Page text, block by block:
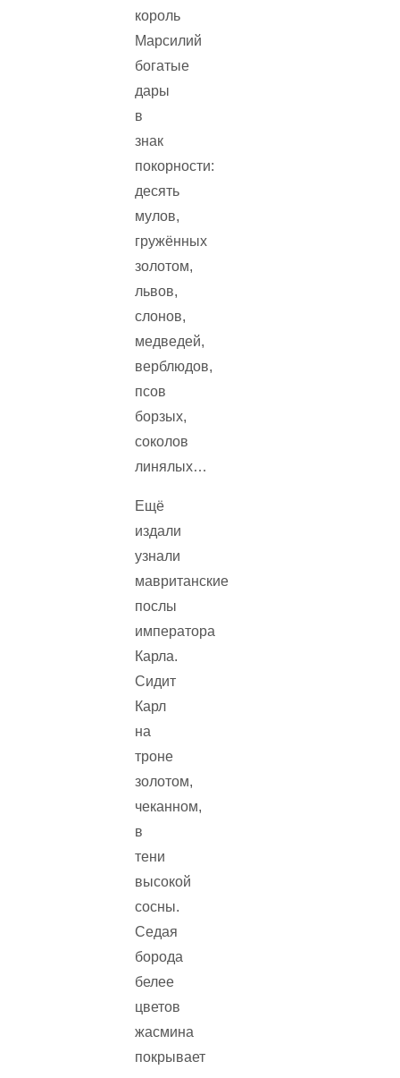
король
Марсилий
богатые
дары
в
знак
покорности:
десять
мулов,
гружённых
золотом,
львов,
слонов,
медведей,
верблюдов,
псов
борзых,
соколов
линялых…
Ещё
издали
узнали
мавританские
послы
императора
Карла.
Сидит
Карл
на
троне
золотом,
чеканном,
в
тени
высокой
сосны.
Седая
борода
белее
цветов
жасмина
покрывает